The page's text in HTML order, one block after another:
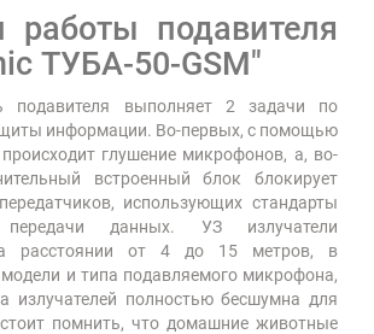
работы подавителя
ТУБА-50-GSM"
подавителя выполняет 2 задачи по
информации. Во-первых, с помощью
глушение микрофонов, а, во-
встроенный блок блокирует
использующих стандарты
передачи данных. УЗ излучатели
расстоянии от 4 до 15 метров, в
и типа подавляемого микрофона,
излучателей полностью бесшумна для
помнить, что домашние животные